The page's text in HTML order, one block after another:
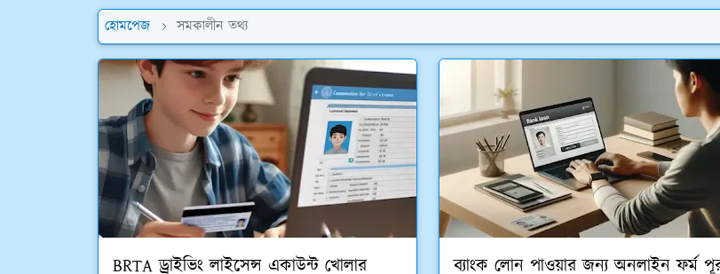
হোমপেজ সমকালীন তথ্য
BRTA ড্রাইভিং লাইসেন্স একাউন্ট খোলার
ব্যাংক লোন পাওয়ার জন্য অনলাইন ফর্ম